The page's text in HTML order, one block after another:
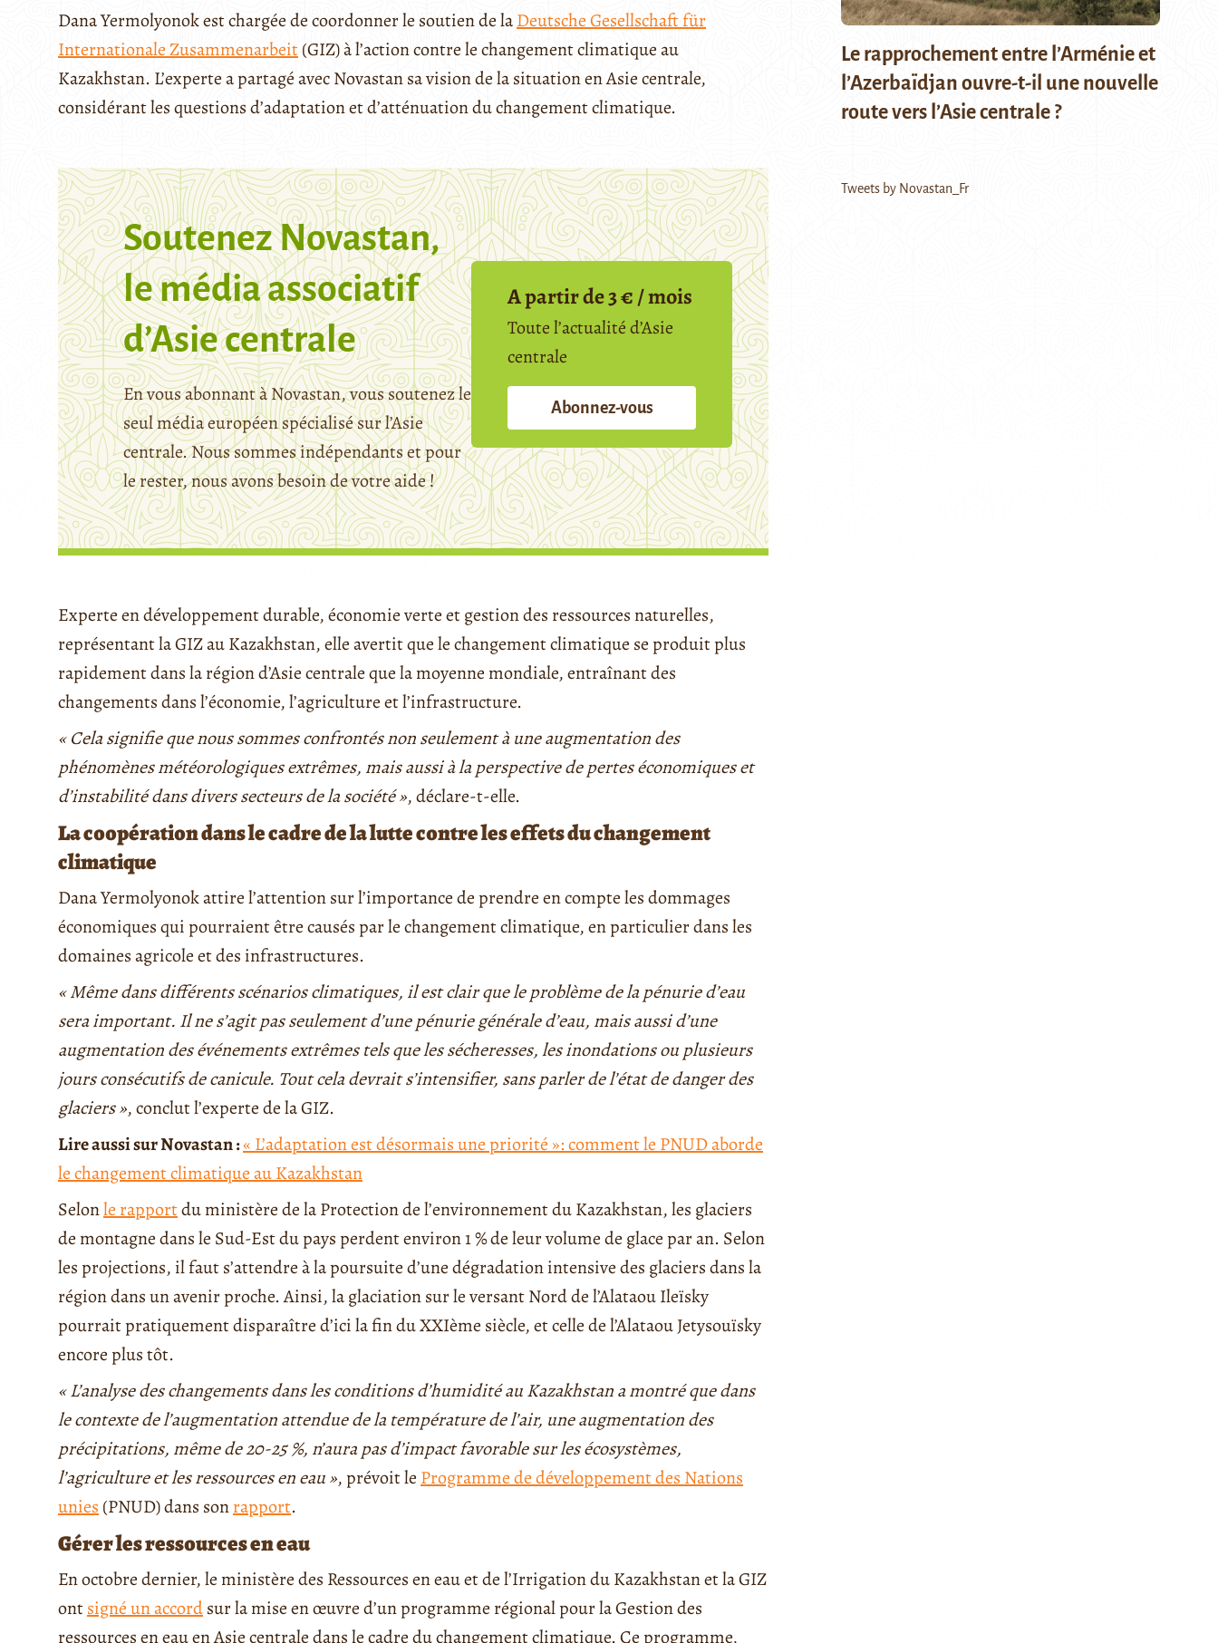
Dana Yermolyonok est chargée de coordonner le soutien de laDeutsche Gesellschaft für
Internationale Zusammenarbeit(GIZ) à l’action contre le changement climatique au
Kazakhstan. L’experte a partagé avec Novastan sa vision de la situation en Asie centrale,
considérant les questions d’adaptation et d’atténuation du changement climatique.
Soutenez Novastan,
le média associatif
d’Asie centrale
En vous abonnant à Novastan, vous soutenez le
seul média européen spécialisé sur l’Asie
centrale. Nous sommes indépendants et pour
le rester, nous avons besoin de votre aide !
A partir de 3 € / mois
Toute l’actualité d’Asie
centrale
Abonnez-vous
Experte en développement durable, économie verte et gestion des ressources naturelles,
représentant la GIZ au Kazakhstan, elle avertit que le changement climatique se produit plus
rapidement dans la région d’Asie centrale que la moyenne mondiale, entraînant des
changements dans l’économie, l’agriculture et l’infrastructure.
« Cela signifie que nous sommes confrontés non seulement à une augmentation des
phénomènes météorologiques extrêmes, mais aussi à la perspective de pertes économiques et
d’instabilité dans divers secteurs de la société », déclare-t-elle.
La coopération dans le cadre de la lutte contre les effets du changement
climatique
Dana Yermolyonok attire l’attention sur l’importance de prendre en compte les dommages
économiques qui pourraient être causés par le changement climatique, en particulier dans les
domaines agricole et des infrastructures.
« Même dans différents scénarios climatiques, il est clair que le problème de la pénurie d’eau
sera important. Il ne s’agit pas seulement d’une pénurie générale d’eau, mais aussi d’une
augmentation des événements extrêmes tels que les sécheresses, les inondations ou plusieurs
jours consécutifs de canicule. Tout cela devrait s’intensifier, sans parler de l’état de danger des
glaciers », conclut l’experte de la GIZ.
Lire aussi sur Novastan :« L’adaptation est désormais une priorité »: comment le PNUD aborde
le changement climatique au Kazakhstan
Selonle rapportdu ministère de la Protection de l’environnement du Kazakhstan, les glaciers
de montagne dans le Sud-Est du pays perdent environ 1 % de leur volume de glace par an. Selon
les projections, il faut s’attendre à la poursuite d’une dégradation intensive des glaciers dans la
région dans un avenir proche. Ainsi, la glaciation sur le versant Nord de l’Alataou Ileïsky
pourrait pratiquement disparaître d’ici la fin du XXIème siècle, et celle de l’Alataou Jetysouïsky
encore plus tôt.
« L’analyse des changements dans les conditions d’humidité au Kazakhstan a montré que dans
le contexte de l’augmentation attendue de la température de l’air, une augmentation des
précipitations, même de 20-25 %, n’aura pas d’impact favorable sur les écosystèmes,
l’agriculture et les ressources en eau », prévoit le Programme de développement des Nations
unies (PNUD) dans sonrapport.
Gérer les ressources en eau
En octobre dernier, le ministère des Ressources en eau et de l’Irrigation du Kazakhstan et la GIZ
ontsigné un accordsur la mise en œuvre d’un programme régional pour la Gestion des
ressources en eau en Asie centrale dans le cadre du changement climatique. Ce programme,
Le rapprochement entre l’Arménie et
l’Azerbaïdjan ouvre-t-il une nouvelle
route vers l’Asie centrale ?
Tweets by Novastan_Fr